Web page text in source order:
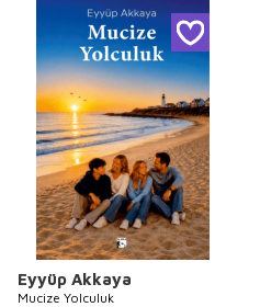
Eyyüp Akkaya
Mucize Yolculuk